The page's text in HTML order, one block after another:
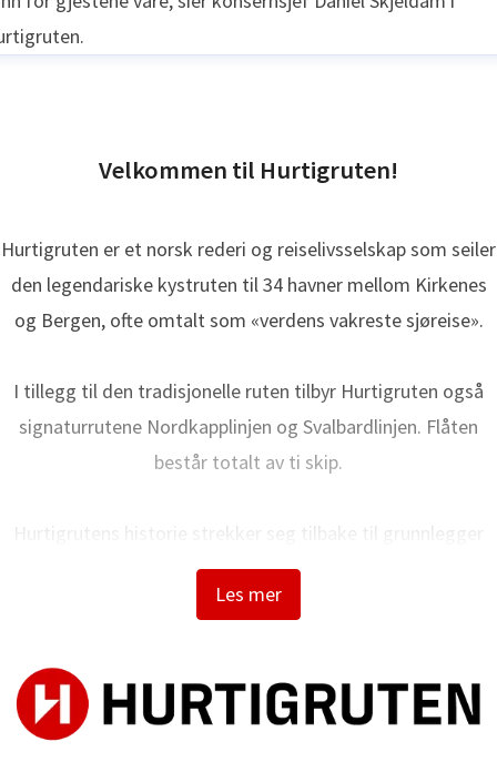
Velkommen til Hurtigruten!
Les mer
Hurtigruten er et norsk rederi og reiselivsselskap som seiler
den legendariske kystruten til 34 havner mellom Kirkenes
og Bergen, ofte omtalt som «verdens vakreste sjøreise».
I tillegg til den tradisjonelle ruten tilbyr Hurtigruten også
signaturrutene Nordkapplinjen og Svalbardlinjen. Flåten
består totalt av ti skip.
Hurtigrutens historie strekker seg tilbake til grunnlegger
Richard With og den første avgangen i 1893. I dag bygger vi
på over 130 års erfaring når vi frakter lokale passasjerer,
Hurtigruten har over 2100 ansatte og er en av Norges
største maritime arbeidsgivere og lærebedrifter. Vi